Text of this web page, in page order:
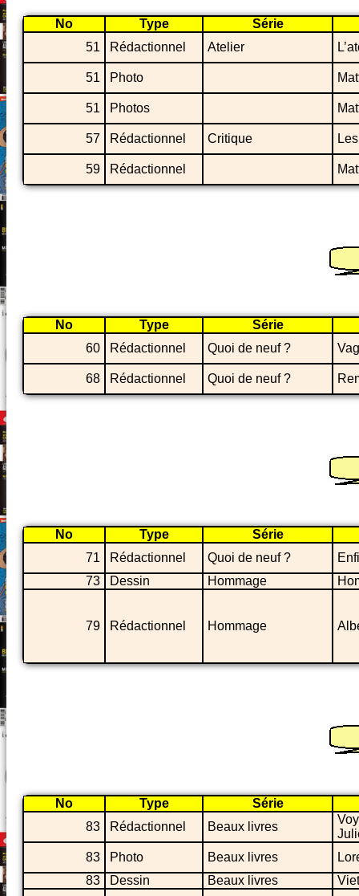
No Type
Série
51
Rédactionnel Atelier
51 Photo
51 Photos
57 Rédactionnel Critique
59 Rédactionnel
No Type
Série
60
Rédactionnel Quoi de neuf ?
68 Rédactionnel Quoi de neuf ?
No Type
Série
71
Rédactionnel Quoi de neuf ?
73
Dessin Hommage
79 Rédactionnel Hommage
No Type
Série
83
Rédactionnel Beaux livres
83
Photo Beaux livres
83
Dessin Beaux livres